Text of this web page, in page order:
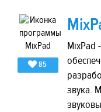
85
MixPad
звука.